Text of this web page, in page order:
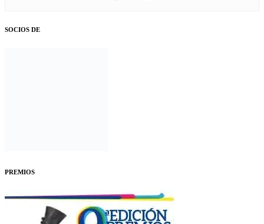
SOCIOS DE
PREMIOS